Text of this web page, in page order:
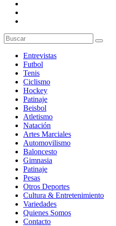
Entrevistas
Futbol
Tenis
Ciclismo
Hockey
Patinaje
Beisbol
Atletismo
Natación
Artes Marciales
Automovilismo
Baloncesto
Gimnasia
Patinaje
Pesas
Otros Deportes
Cultura & Entretenimiento
Variedades
Quienes Somos
Contacto